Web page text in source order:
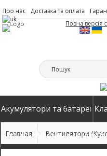
Про нас Доставка та оплата
Повна версія
Акумулятори та батареї
Блоки живлення для
Главная Вентилятори